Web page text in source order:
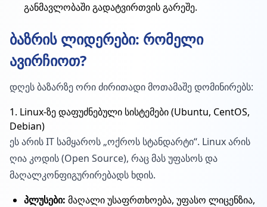
განმავლობაში გადატვირთვის გარეშე.
ბაზრის ლიდერები: რომელი
ავირჩიოთ?
დღეს ბაზარზე ორი ძირითადი მოთამაშე დომინირებს:
1. Linux-ზე დაფუძნებული სისტემები (Ubuntu, CentOS,
Debian)
ეს არის IT სამყაროს „ოქროს სტანდარტი“. Linux არის
ღია კოდის (Open Source), რაც მას უფასოს და
მაღალკონფიგურირებადს ხდის.
პლუსები: მაღალი უსაფრთხოება, უფასო ლიცენზია,